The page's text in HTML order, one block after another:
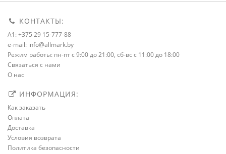
КОНТАКТЫ:
A1: +375 29 15-777-88
e-mail: info@allmark.by
Режим работы: пн-пт с 9:00 до 21:00, сб-вс с 11:00 до 18:00
Связаться с нами
О нас
ИНФОРМАЦИЯ:
Как заказать
Оплата
Доставка
Условия возврата
Политика безопасности